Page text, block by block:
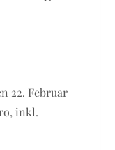
22. Februar
inkl.